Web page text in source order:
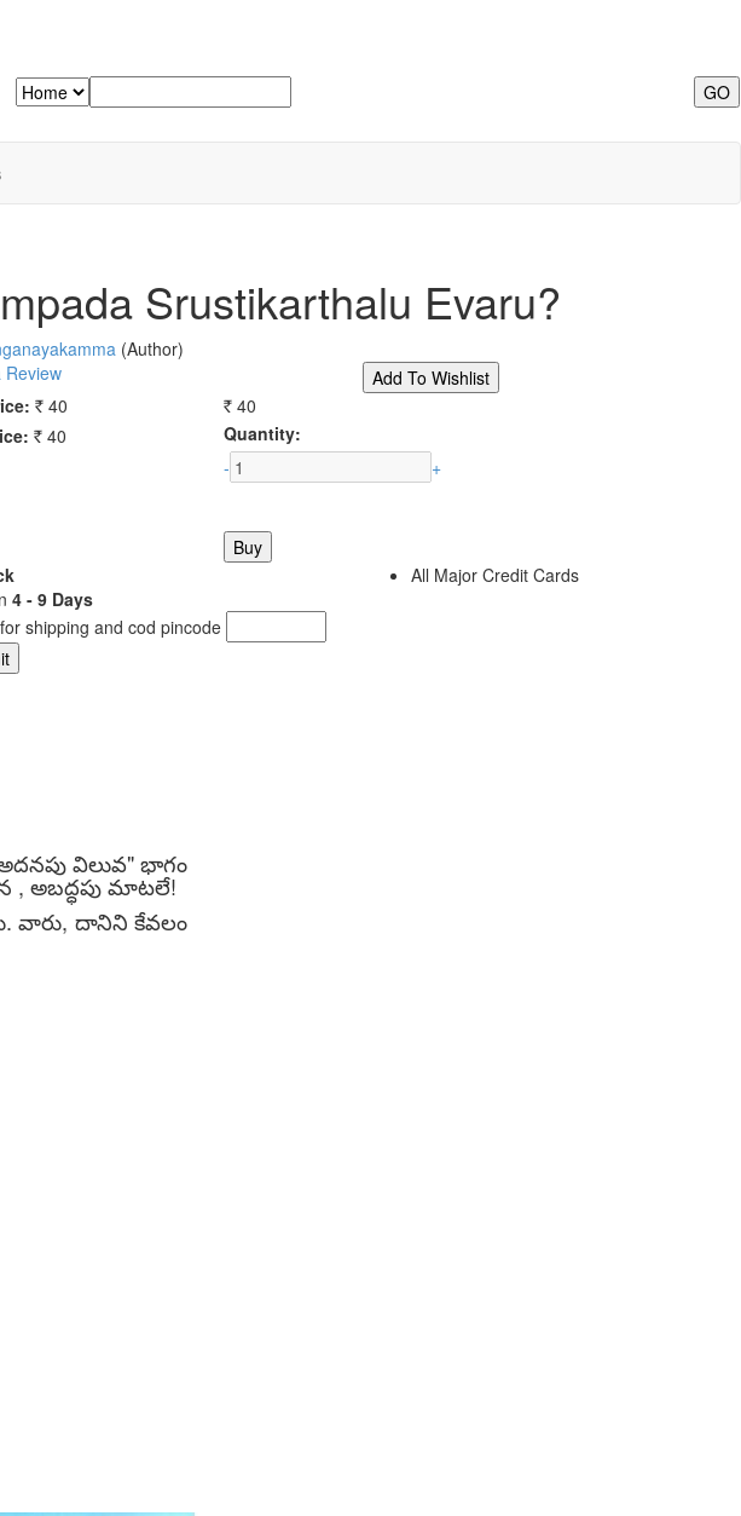
Srustikarthalu Evaru?
(Author)
Review
Rs.
40
Rs. 40
Rs.
40
Quantity:
-
+
4 - 9 Days
All Major Credit Cards
shipping and cod pincode
విలువ" భాగం
అబద్ధపు మాటలే!
దానిని కేవలం